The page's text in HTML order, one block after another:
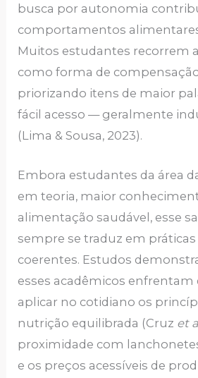
busca por autonomia
comportamentos
Muitos estudantes recorrem
como forma de
priorizando itens de maior
fácil acesso — geralmente
(Lima & Sousa, 2023).
Embora estudantes da área
em teoria, maior
alimentação saudável, esse
sempre se traduz em
coerentes. Estudos
esses acadêmicos enfrentam
aplicar no cotidiano os
nutrição equilibrada (Cruz et
proximidade com
e os preços acessíveis de